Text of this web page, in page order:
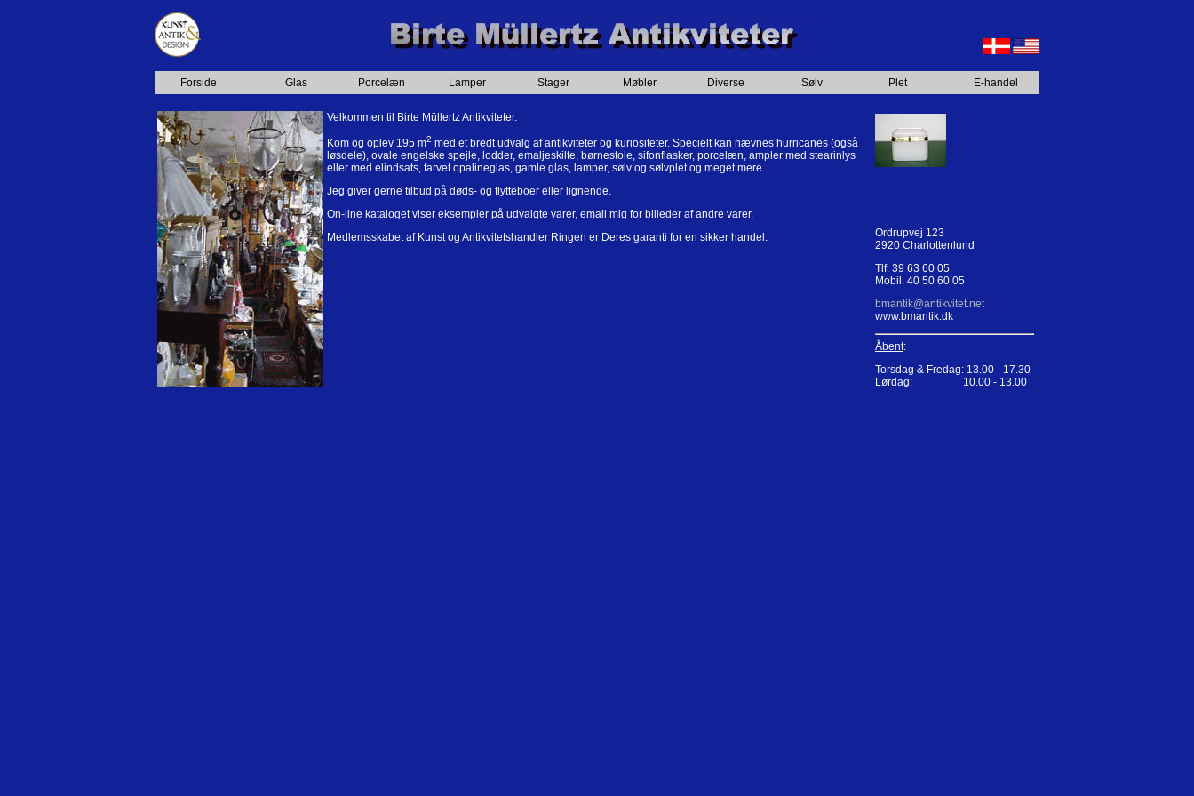
Forside Glas Porcelæn Lamper Stager Møbler Diverse Sølv Plet E-handel
Velkommen til Birte Müllertz Antikviteter.
Kom og oplev 195 m2 med et bredt udvalg af antikviteter og kuriositeter. Specielt kan nævnes hurricanes (også
løsdele), ovale engelske spejle, lodder, emaljeskilte, børnestole, sifonflasker, porcelæn, ampler med stearinlys
eller med elindsats, farvet opalineglas, gamle glas, lamper, sølv og sølvplet og meget mere.
Jeg giver gerne tilbud på døds- og flytteboer eller lignende.
On-line kataloget viser eksempler på udvalgte varer, email mig for billeder af andre varer.
Medlemsskabet af Kunst og Antikvitetshandler Ringen er Deres garanti for en sikker handel.
Ordrupvej 123
2920 Charlottenlund
Tlf. 39 63 60 05
Mobil. 40 50 60 05
bmantik@antikvitet.net
www.bmantik.dk
Åbent:
Torsdag & Fredag: 13.00 - 17.30
Lørdag: 10.00 - 13.00